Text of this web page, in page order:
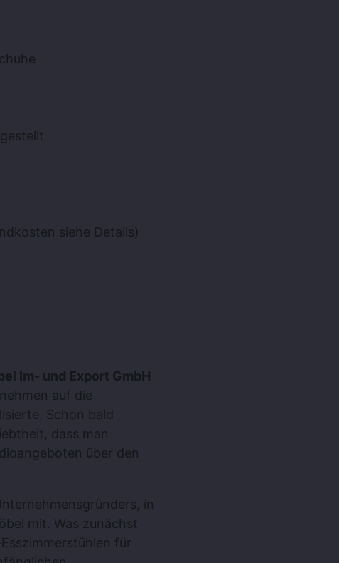
siehe Details)
Im- und Export GmbH
auf die
Schon bald
dass man
über den
in
mit. Was zunächst
für